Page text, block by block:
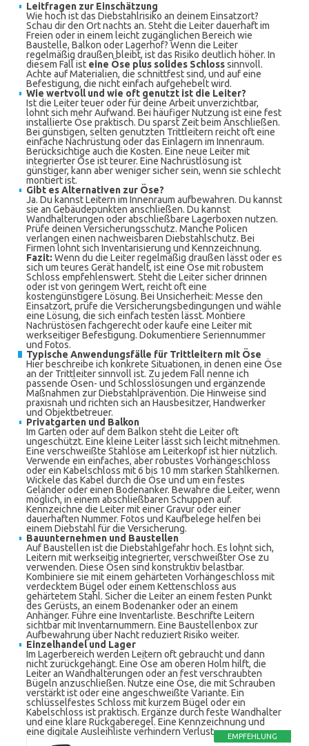
Leitfragen zur Einschätzung
Wie hoch ist das Diebstahlrisiko an deinem Einsatzort?
Schau dir den Ort nachts an. Steht die Leiter dauerhaft im
Freien oder in einem leicht zugänglichen Bereich wie
Baustelle, Balkon oder Lagerhof? Wenn die Leiter
regelmäßig draußen bleibt, ist das Risiko deutlich höher. In
diesem Fall ist eine Öse plus solides Schlosssinnvoll.
Achte auf Materialien, die schnittfest sind, und auf eine
Befestigung, die nicht einfach aufgehebelt wird.
Wie wertvoll und wie oft genutzt ist die Leiter?
Ist die Leiter teuer oder für deine Arbeit unverzichtbar,
lohnt sich mehr Aufwand. Bei häufiger Nutzung ist eine fest
installierte Öse praktisch. Du sparst Zeit beim Anschließen.
Bei günstigen, selten genutzten Trittleitern reicht oft eine
einfache Nachrüstung oder das Einlagern im Innenraum.
Berücksichtige auch die Kosten. Eine neue Leiter mit
integrierter Öse ist teurer. Eine Nachrüstlösung ist
günstiger, kann aber weniger sicher sein, wenn sie schlecht
montiert ist.
Gibt es Alternativen zur Öse?
Ja. Du kannst Leitern im Innenraum aufbewahren. Du kannst
sie an Gebäudepunkten anschließen. Du kannst
Wandhalterungen oder abschließbare Lagerboxen nutzen.
Prüfe deinen Versicherungsschutz. Manche Policen
verlangen einen nachweisbaren Diebstahlschutz. Bei
Firmen lohnt sich Inventarisierung und Kennzeichnung.
Fazit: Wenn du die Leiter regelmäßig draußen lässt oder es
sich um teures Gerät handelt, ist eine Öse mit robustem
Schloss empfehlenswert. Steht die Leiter sicher drinnen
oder ist von geringem Wert, reicht oft eine
kostengünstigere Lösung. Bei Unsicherheit: Messe den
Einsatzort, prüfe die Versicherungsbedingungen und wähle
eine Lösung, die sich einfach testen lässt. Montiere
Nachrüstösen fachgerecht oder kaufe eine Leiter mit
werkseitiger Befestigung. Dokumentiere Seriennummer
und Fotos.
Typische Anwendungsfälle für Trittleitern mit Öse
Hier beschreibe ich konkrete Situationen, in denen eine Öse
an der Trittleiter sinnvoll ist. Zu jedem Fall nenne ich
passende Ösen- und Schlosslösungen und ergänzende
Maßnahmen zur Diebstahlprävention. Die Hinweise sind
praxisnah und richten sich an Hausbesitzer, Handwerker
und Objektbetreuer.
Privatgarten und Balkon
Im Garten oder auf dem Balkon steht die Leiter oft
ungeschützt. Eine kleine Leiter lässt sich leicht mitnehmen.
Eine verschweißte Stahlöse am Leiterkopf ist hier nützlich.
Verwende ein einfaches, aber robustes Vorhängeschloss
oder ein Kabelschloss mit 6 bis 10 mm starken Stahlkernen.
Wickele das Kabel durch die Öse und um ein festes
Geländer oder einen Bodenanker. Bewahre die Leiter, wenn
möglich, in einem abschließbaren Schuppen auf.
Kennzeichne die Leiter mit einer Gravur oder einer
dauerhaften Nummer. Fotos und Kaufbelege helfen bei
einem Diebstahl für die Versicherung.
Bauunternehmen und Baustellen
Auf Baustellen ist die Diebstahlgefahr hoch. Es lohnt sich,
Leitern mit werkseitig integrierter, verschweißter Öse zu
verwenden. Diese Ösen sind konstruktiv belastbar.
Kombiniere sie mit einem gehärteten Vorhängeschloss mit
verdecktem Bügel oder einem Kettenschloss aus
gehärtetem Stahl. Sicher die Leiter an einem festen Punkt
des Gerüsts, an einem Bodenanker oder an einem
Anhänger. Führe eine Inventarliste. Beschrifte Leitern
sichtbar mit Inventarnummern. Eine Baustellenbox zur
Aufbewahrung über Nacht reduziert Risiko weiter.
Einzelhandel und Lager
Im Lagerbereich werden Leitern oft gebraucht und dann
nicht zurückgehängt. Eine Öse am oberen Holm hilft, die
Leiter an Wandhalterungen oder an fest verschraubten
Bügeln anzuschließen. Nutze eine Öse, die mit Schrauben
verstärkt ist oder eine angeschweißte Variante. Ein
schlüsselfestes Schloss mit kurzem Bügel oder ein
Kabelschloss ist praktisch. Ergänze durch feste Wandhalter
und eine klare Rückgaberegel. Eine Kennzeichnung und
eine digitale Ausleihliste verhindern Verlust.
EMPFEHLUNG